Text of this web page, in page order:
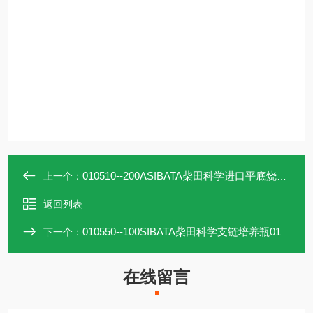
上一个： 010510--200ASIBATA柴田科学进口平底烧瓶010510-200A
返回列表
下一个： 010550--100SIBATA柴田科学支链培养瓶010550-100
在线留言